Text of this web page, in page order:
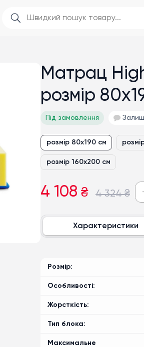
Матрац
розмір
Під замовлення
розмір 80x190 см
розмір 160x200 см
4 108 ₴ 4 324₴
Характеристики
Розмір
Особливості
Жорсткість
Тип блока
Максимальне